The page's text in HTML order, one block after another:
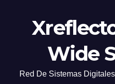
Wide
Red De Sistemas